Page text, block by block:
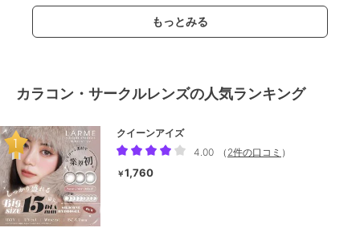
もっとみる
カラコン・サークルレンズの人気ランキング
クイーンアイズ
4.00
（ 2件の口コミ ）
￥1,760